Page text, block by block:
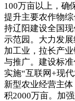
100万亩以上，确
提升主要农作物
持辽阳建设全国
示范园。大力发
加工业，拉长产
与推广。建设标
实施“互联网+现
新型农业经营主
积2000万亩。加